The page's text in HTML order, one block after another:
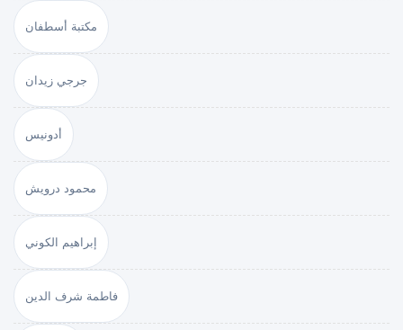
مكتبة أسطفان
جرجي زيدان
أدونيس
محمود درويش
إبراهيم الكوني
فاطمة شرف الدين